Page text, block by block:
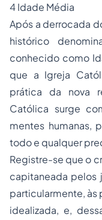
4 Idade Média
Após a derrocada
histórico
conhecido como
que a Igreja
prática da nova
Católica surge
mentes humanas,
todo e qualquer
Registre-se que o
capitaneada pelos
particularmente, às
idealizada, e,